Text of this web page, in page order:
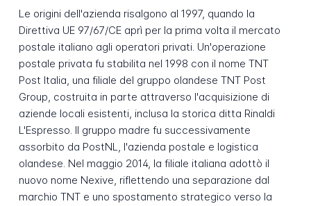
Le origini dell'azienda risalgono al 1997, quando la
Direttiva UE 97/67/CE aprì per la prima volta il mercato
postale italiano agli operatori privati. Un'operazione
postale privata fu stabilita nel 1998 con il nome TNT
Post Italia, una filiale del gruppo olandese TNT Post
Group, costruita in parte attraverso l'acquisizione di
aziende locali esistenti, inclusa la storica ditta Rinaldi
L'Espresso. Il gruppo madre fu successivamente
assorbito da PostNL, l'azienda postale e logistica
olandese. Nel maggio 2014, la filiale italiana adottò il
nuovo nome Nexive, riflettendo una separazione dal
marchio TNT e uno spostamento strategico verso la